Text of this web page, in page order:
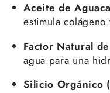
Aceite de
estimula colágeno
Factor Natural
agua para una
Silicio Orgánico